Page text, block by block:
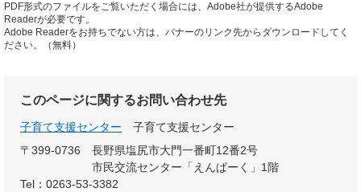
PDF形式のファイルをご覧いただく場合には、Adobe社が提供するAdobe
Readerが必要です。
Adobe Readerをお持ちでない方は、バナーのリンク先からダウンロードしてく
ださい。（無料）
このページに関するお問い合わせ先
子育て支援センター
子育て支援センター
〒399-0736
長野県塩尻市大門一番町12番2号
市民交流センター「えんぱーく」1階
Tel：0263-53-3382